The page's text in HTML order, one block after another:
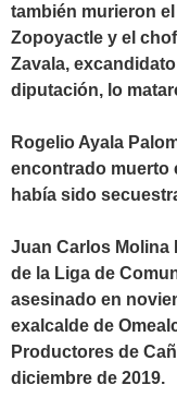
también murieron
Zopoyactle y el
Zavala,
diputación, lo
Rogelio Ayala
encontrado muerto
había sido
Juan Carlos Molina
de la Liga de
asesinado en
exalcalde de
Productores de
diciembre de 2019.